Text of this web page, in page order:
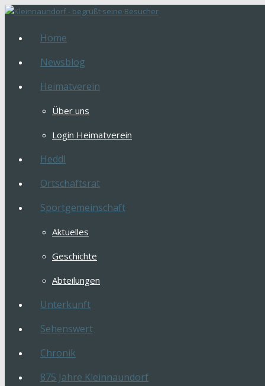
Home
Newsblog
Heimatverein
Über uns
Login Heimatverein
Heddl
Ortschaftsrat
Sportgemeinschaft
Aktuelles
Geschichte
Abteilungen
Unterkunft
Sehenswert
Chronik
875 Jahre Kleinnaundorf